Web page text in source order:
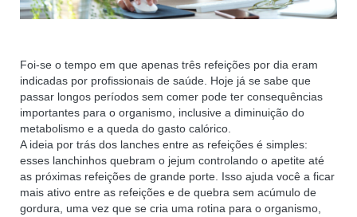
Foi-se o tempo em que apenas três refeições por dia eram
indicadas por profissionais de saúde. Hoje já se sabe que
passar longos períodos sem comer pode ter consequências
importantes para o organismo, inclusive a diminuição do
metabolismo e a queda do gasto calórico.
A ideia por trás dos lanches entre as refeições é simples:
esses lanchinhos quebram o jejum controlando o apetite até
as próximas refeições de grande porte. Isso ajuda você a ficar
mais ativo entre as refeições e de quebra sem acúmulo de
gordura, uma vez que se cria uma rotina para o organismo,